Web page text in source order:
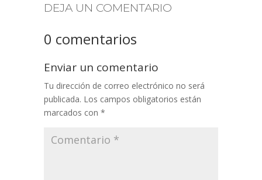
DEJA UN COMENTARIO
0 comentarios
Enviar un comentario
Tu dirección de correo electrónico no será
publicada. Los campos obligatorios están
marcados con *